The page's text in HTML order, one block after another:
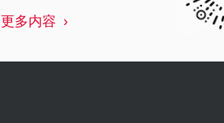
更多内容